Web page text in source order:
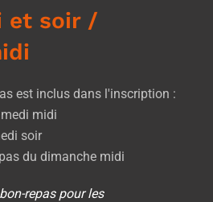
et soir /
est inclus dans l'inscription :
midi
soir
du dimanche midi
repas pour les